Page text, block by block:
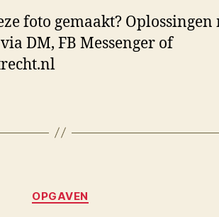
foto gemaakt? Oplossingen
DM, FB Messenger of
Categorieën
OPGAVEN